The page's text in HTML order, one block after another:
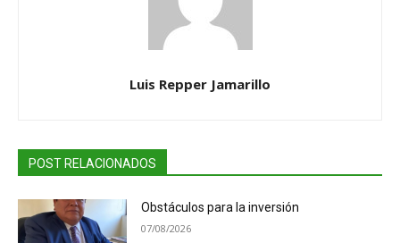
Luis Repper Jamarillo
POST RELACIONADOS
Obstáculos para la inversión
07/08/2026